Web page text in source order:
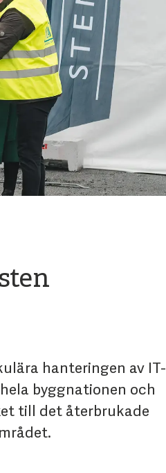
hanteringen av IT-
byggnationen och
till det återbrukade